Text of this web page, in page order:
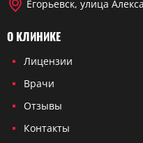
Егорьевск, улица
О КЛИНИКЕ
Лицензии
Врачи
Отзывы
Контакты